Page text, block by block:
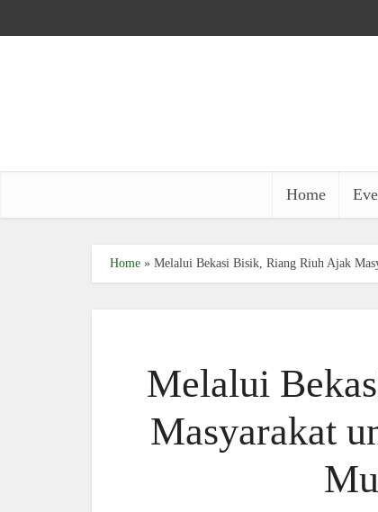
Home
Home » Melalui Bekasi Bisik, Riang Riuh Ajak
Melalui
Masyarakat